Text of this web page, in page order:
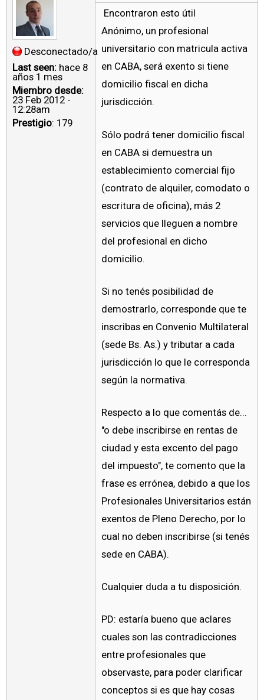
Desconectado/a
Last seen: hace 8
años 1 mes
Miembro desde:
23 Feb 2012 -
12:28am
Prestigio: 179
Encontraron esto útil
Anónimo, un profesional
universitario con matricula activa
en CABA, será exento si tiene
domicilio fiscal en dicha
jurisdicción.
Sólo podrá tener domicilio fiscal
en CABA si demuestra un
establecimiento comercial fijo
(contrato de alquiler, comodato o
escritura de oficina), más 2
servicios que lleguen a nombre
del profesional en dicho
domicilio.
Si no tenés posibilidad de
demostrarlo, corresponde que te
inscribas en Convenio Multilateral
(sede Bs. As.) y tributar a cada
jurisdicción lo que le corresponda
según la normativa.
Respecto a lo que comentás de...
"o debe inscribirse en rentas de
ciudad y esta excento del pago
del impuesto", te comento que la
frase es errónea, debido a que los
Profesionales Universitarios están
exentos de Pleno Derecho, por lo
cual no deben inscribirse (si tenés
sede en CABA).
Cualquier duda a tu disposición.
PD: estaría bueno que aclares
cuales son las contradicciones
entre profesionales que
observaste, para poder clarificar
conceptos si es que hay cosas